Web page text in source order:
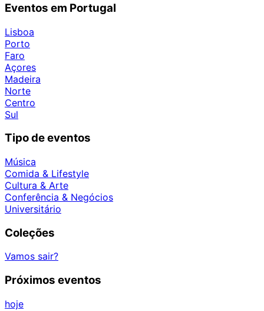
Eventos em Portugal
Lisboa
Porto
Faro
Açores
Madeira
Norte
Centro
Sul
Tipo de eventos
Música
Comida & Lifestyle
Cultura & Arte
Conferência & Negócios
Universitário
Coleções
Vamos sair?
Próximos eventos
hoje